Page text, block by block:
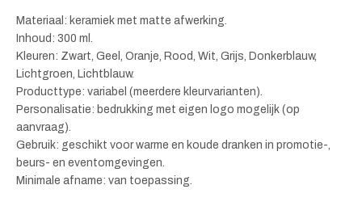
Materiaal: keramiek met matte afwerking.
Inhoud: 300 ml.
Kleuren: Zwart, Geel, Oranje, Rood, Wit, Grijs, Donkerblauw,
Lichtgroen, Lichtblauw.
Producttype: variabel (meerdere kleurvarianten).
Personalisatie: bedrukking met eigen logo mogelijk (op
aanvraag).
Gebruik: geschikt voor warme en koude dranken in promotie-,
beurs- en eventomgevingen.
Minimale afname: van toepassing.